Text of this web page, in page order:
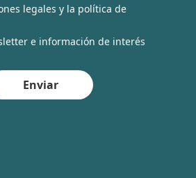
legales y la política de
e información de interés
Enviar